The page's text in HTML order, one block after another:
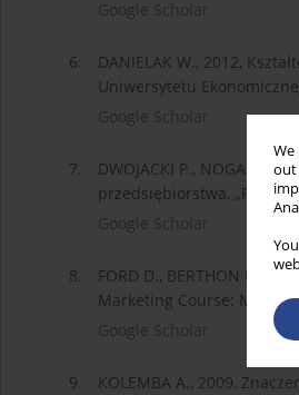
out
Google Scholar
6.
DANIELAK W., 2012,
Uniwersytetu
Google Scholar
7.
DWOJACKI P.,
przedsiębiorstwa,
Google Scholar
8.
FORD D., BERTHON P.,
Marketing Course:
Google Scholar
9.
KOLEMBA A., 2009,